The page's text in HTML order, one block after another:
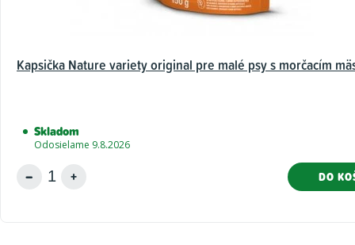
Kapsička Nature variety original pre malé psy s morčacím
Skladom
Odosielame 9.8.2026
DO